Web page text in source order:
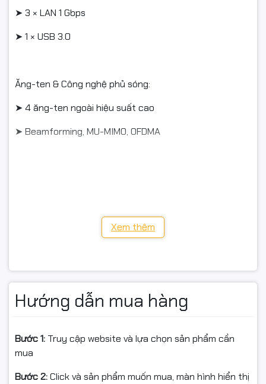
➤ 3 × LAN 1 Gbps
➤ 1 × USB 3.0
Ăng-ten & Công nghệ phủ sóng:
➤ 4 ăng-ten ngoài hiệu suất cao
➤ Beamforming, MU-MIMO, OFDMA
➤ Hỗ trợ Mesh (EasyMesh) mở rộng phủ sóng
Bảo mật: WPA3, tường lửa, VPN
Quản lý: Tether App (iOS/Android)
Chế độ hoạt động: Router, Access Point, Guest
Network
Xem thêm
Hướng dẫn mua hàng
Bước 1: Truy cập website và lựa chọn sản phẩm cần
mua
Bước 2:Click và sản phẩm muốn mua, màn hình hiển thị